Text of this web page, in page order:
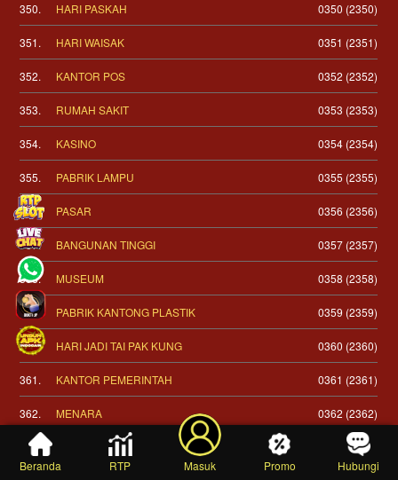
350. HARI PASKAH 0350 (2350)
351. HARI WAISAK 0351 (2351)
352. KANTOR POS 0352 (2352)
353. RUMAH SAKIT 0353 (2353)
354. KASINO 0354 (2354)
355. PABRIK LAMPU 0355 (2355)
356. PASAR 0356 (2356)
357. BANGUNAN TINGGI 0357 (2357)
358. MUSEUM 0358 (2358)
359. PABRIK KANTONG PLASTIK 0359 (2359)
360. HARI JADI TAI PAK KUNG 0360 (2360)
361. KANTOR PEMERINTAH 0361 (2361)
362. MENARA 0362 (2362)
363. KANTOR POLISI 0363 (2363)
Beranda RTP Masuk Promo Hubungi